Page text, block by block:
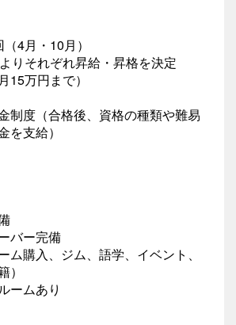
4月・10月）
りそれぞれ昇給・昇格を決定
万円まで）
制度（合格後、資格の種類や難易
を支給）
バー完備
購入、ジム、語学、イベント、
）
ームあり